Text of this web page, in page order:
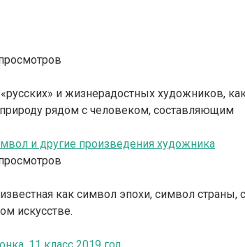
«русских» и жизнерадостных художников,
рядом с человеком, составляющим
и другие произведения художника
известная как символ эпохи, символ
искусстве.